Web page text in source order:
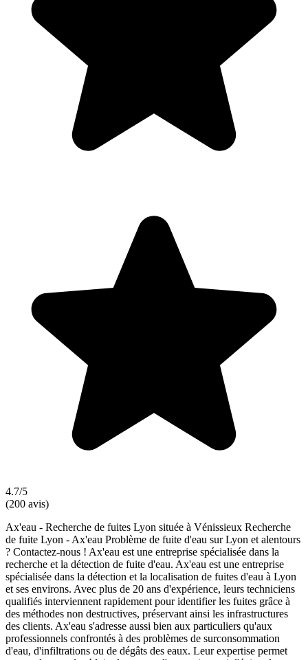
4.7/5
(200 avis)
Ax'eau - Recherche de fuites Lyon située à Vénissieux Recherche
de fuite Lyon - Ax'eau Problème de fuite d'eau sur Lyon et alentours
? Contactez-nous ! Ax'eau est une entreprise spécialisée dans la
recherche et la détection de fuite d'eau. Ax'eau est une entreprise
spécialisée dans la détection et la localisation de fuites d'eau à Lyon
et ses environs. Avec plus de 20 ans d'expérience, leurs techniciens
qualifiés interviennent rapidement pour identifier les fuites grâce à
des méthodes non destructives, préservant ainsi les infrastructures
des clients. Ax'eau s'adresse aussi bien aux particuliers qu'aux
professionnels confrontés à des problèmes de surconsommation
d'eau, d'infiltrations ou de dégâts des eaux. Leur expertise permet